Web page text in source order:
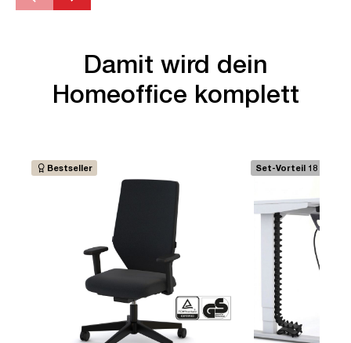
Damit wird dein
Homeoffice komplett
Bestseller Set-Vorteil 18 €